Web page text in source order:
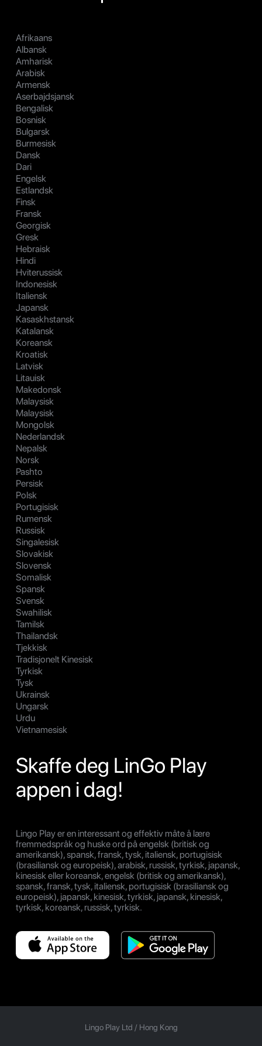
Afrikaans
Albansk
Amharisk
Arabisk
Armensk
Aserbajdsjansk
Bengalisk
Bosnisk
Bulgarsk
Burmesisk
Dansk
Dari
Engelsk
Estlandsk
Finsk
Fransk
Georgisk
Gresk
Hebraisk
Hindi
Hviterussisk
Indonesisk
Italiensk
Japansk
Kasaskhstansk
Katalansk
Koreansk
Kroatisk
Latvisk
Litauisk
Makedonsk
Malaysisk
Malaysisk
Mongolsk
Nederlandsk
Nepalsk
Norsk
Pashto
Persisk
Polsk
Portugisisk
Rumensk
Russisk
Singalesisk
Slovakisk
Slovensk
Somalisk
Spansk
Svensk
Swahilisk
Tamilsk
Thailandsk
Tjekkisk
Tradisjonelt Kinesisk
Tyrkisk
Tysk
Ukrainsk
Ungarsk
Urdu
Vietnamesisk
Skaffe deg LinGo Play
appen i dag!
Lingo Play er en interessant og effektiv måte å lære
fremmedspråk og huske ord på engelsk (britisk og
amerikansk), spansk, fransk, tysk, italiensk, portugisisk
(brasiliansk og europeisk), arabisk, russisk, tyrkisk, japansk,
kinesisk eller koreansk, engelsk (britisk og amerikansk),
spansk, fransk, tysk, italiensk, portugisisk (brasiliansk og
europeisk), japansk, kinesisk, tyrkisk, japansk, kinesisk,
tyrkisk, koreansk, russisk, tyrkisk.
Lingo Play Ltd / Hong Kong